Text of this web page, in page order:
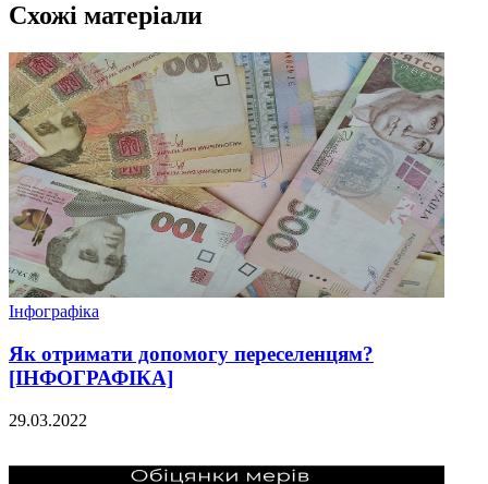
Схожі матеріали
Інфографіка
Як отримати допомогу переселенцям?
[ІНФОГРАФІКА]
29.03.2022